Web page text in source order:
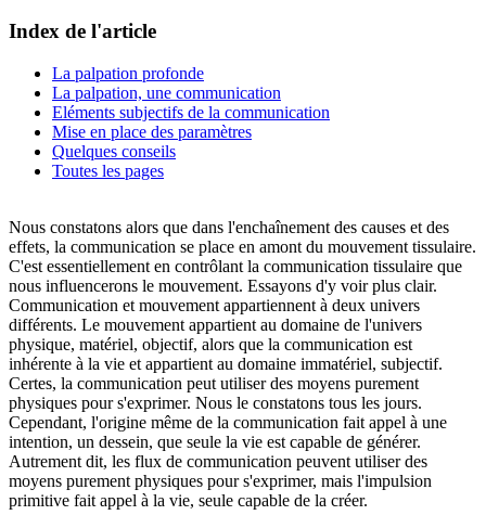
Index de l'article
La palpation profonde
La palpation, une communication
Eléments subjectifs de la communication
Mise en place des paramètres
Quelques conseils
Toutes les pages
Nous constatons alors que dans l'enchaînement des causes et des
effets, la communication se place en amont du mouvement tissulaire.
C'est essentiellement en contrôlant la communication tissulaire que
nous influencerons le mouvement. Essayons d'y voir plus clair.
Communication et mouvement appartiennent à deux univers
différents. Le mouvement appartient au domaine de l'univers
physique, matériel, objectif, alors que la communication est
inhérente à la vie et appartient au domaine immatériel, subjectif.
Certes, la communication peut utiliser des moyens purement
physiques pour s'exprimer. Nous le constatons tous les jours.
Cependant, l'origine même de la communication fait appel à une
intention, un dessein, que seule la vie est capable de générer.
Autrement dit, les flux de communication peuvent utiliser des
moyens purement physiques pour s'exprimer, mais l'impulsion
primitive fait appel à la vie, seule capable de la créer.